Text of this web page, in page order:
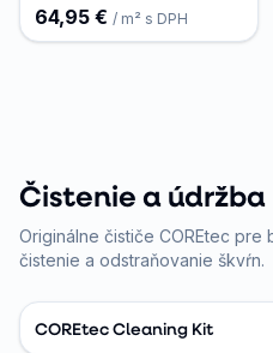
64,95 € / m² s DPH
Čistenie a údržba
Originálne čističe COREtec
čistenie a odstraňovanie škvŕn.
COREtec Cleaning Kit